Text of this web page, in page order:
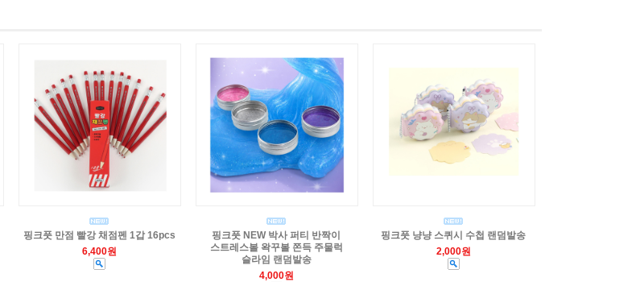
핑크풋 만점 빨강 채점펜 1갑 16pcs
6,400원
핑크풋 NEW 박사 퍼티 반짝이
스트레스볼 왁꾸볼 쫀득 주물럭
슬라임 랜덤발송
4,000원
핑크풋 냥냥 스퀴시 수첩 랜덤발송
2,000원